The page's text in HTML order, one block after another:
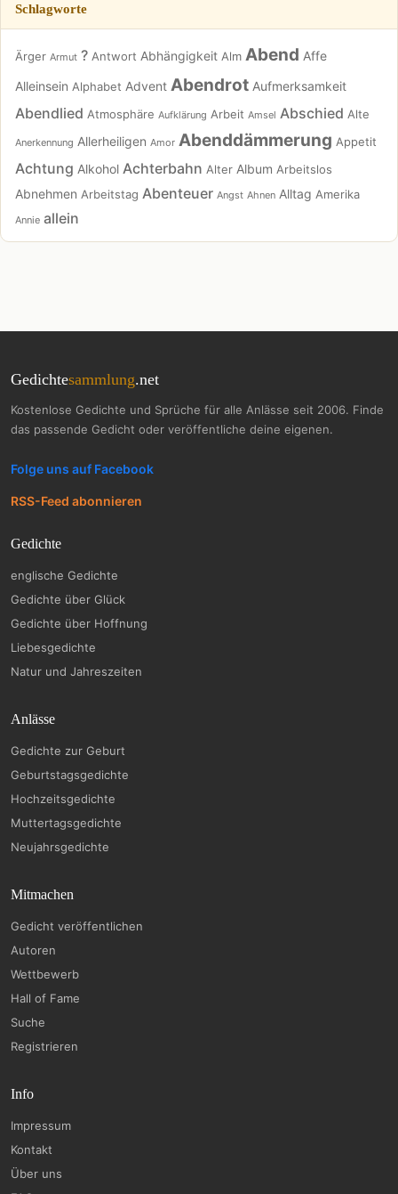
Schlagworte
Ärger Armut ? Antwort Abhängigkeit Alm Abend Affe
Alleinsein Alphabet Advent Abendrot Aufmerksamkeit
Abendlied Atmosphäre Aufklärung Arbeit Amsel Abschied Alte
Anerkennung Allerheiligen Amor Abenddämmerung Appetit
Achtung Alkohol Achterbahn Alter Album Arbeitslos
Abnehmen Arbeitstag Abenteuer Angst Ahnen Alltag Amerika
Annie allein
Gedichtesammlung.net
Kostenlose Gedichte und Sprüche für alle Anlässe seit 2006. Finde
das passende Gedicht oder veröffentliche deine eigenen.
Folge uns auf Facebook
RSS-Feed abonnieren
Gedichte
englische Gedichte
Gedichte über Glück
Gedichte über Hoffnung
Liebesgedichte
Natur und Jahreszeiten
Anlässe
Gedichte zur Geburt
Geburtstagsgedichte
Hochzeitsgedichte
Muttertagsgedichte
Neujahrsgedichte
Mitmachen
Gedicht veröffentlichen
Autoren
Wettbewerb
Hall of Fame
Suche
Registrieren
Info
Impressum
Kontakt
Über uns